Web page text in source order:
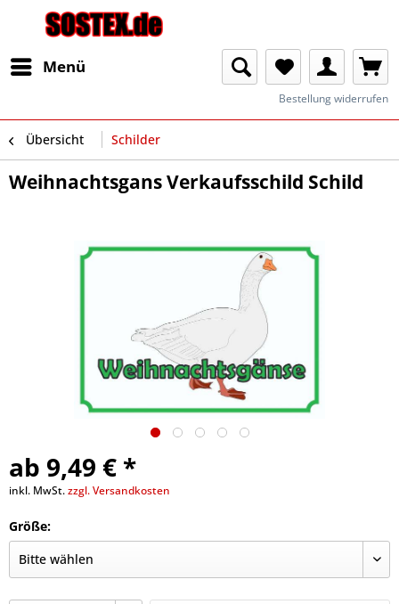
Menü
Bestellung widerrufen
Übersicht Schilder
Weihnachtsgans Verkaufsschild Schild
ab 9,49 € *
inkl. MwSt.zzgl. Versandkosten
Größe: